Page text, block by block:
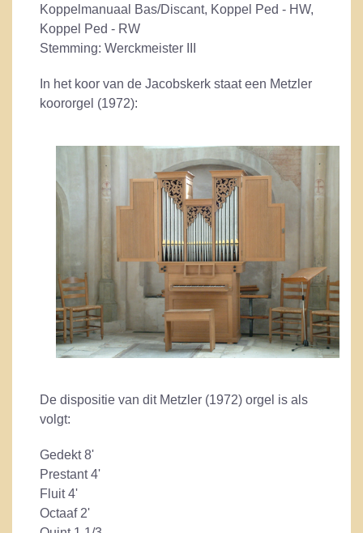
Koppelmanuaal Bas/Discant, Koppel Ped - HW,
Koppel Ped - RW
Stemming: Werckmeister III
In het koor van de Jacobskerk staat een Metzler
koororgel (1972):
De dispositie van dit Metzler (1972) orgel is als
volgt:
Gedekt 8'
Prestant 4'
Fluit 4'
Octaaf 2'